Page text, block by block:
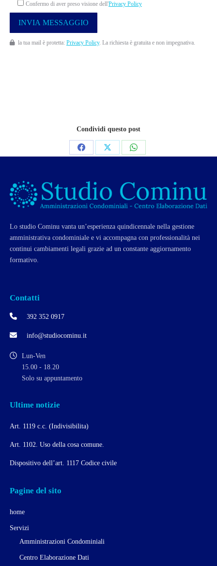
Confermo di aver preso visione dell'Privacy Policy
la tua mail è protetta: Privacy Policy. La richiesta è gratuita e non impegnativa.
Condividi questo post
Share
Facebook
Share
Share
WhatsApp
Lo studio Cominu vanta un’esperienza quindicennale nella gestione
amministrativa condominiale e vi accompagna con professionalità nei
continui cambiamenti legali grazie ad un constante aggiornamento
formativo.
Contatti
392 352 0917
info@studiocominu.it
Lun-Ven
15.00 - 18.20
Solo su appuntamento
Ultime notizie
Art. 1119 c.c. (Indivisibilita)
Art. 1102. Uso della cosa comune.
Dispositivo dell’art. 1117 Codice civile
Pagine del sito
home
Servizi
Amministrazioni Condominiali
Centro Elaborazione Dati